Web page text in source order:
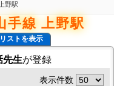
野駅
手線 上野駅
ストを表示
先生が登録
表示件数